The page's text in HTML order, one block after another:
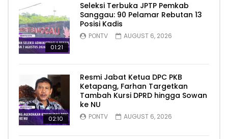
01:21
Seleksi Terbuka JPTP Pemkab
Sanggau: 90 Pelamar Rebutan 13
Posisi Kadis
PONTV AUGUST 6, 2026
02:10
Resmi Jabat Ketua DPC PKB
Ketapang, Farhan Targetkan
Tambah Kursi DPRD hingga Sowan
ke NU
PONTV AUGUST 6, 2026